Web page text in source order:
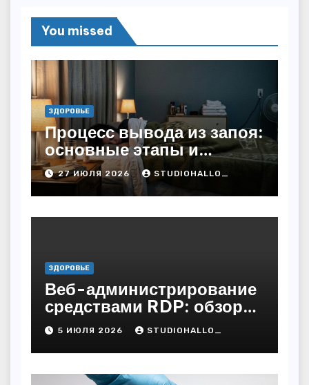
You missed
ЗДОРОВЬЕ
Процесс вывода из запоя:
основные этапы и
методы
27 ИЮЛЯ 2026 STUDIOHALLO_
ЗДОРОВЬЕ
Веб-администрирование
средствами RDP: обзор
технических решений
5 ИЮЛЯ 2026 STUDIOHALLO_